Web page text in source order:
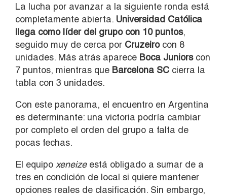
La lucha por avanzar a la siguiente ronda está
completamente abierta. Universidad Católica
llega como líder del grupo con 10 puntos,
seguido muy de cerca por Cruzeirocon 8
unidades. Más atrás aparece Boca Juniorscon
7 puntos, mientras que Barcelona SC cierra la
tabla con 3 unidades.
Con este panorama, el encuentro en Argentina
es determinante: una victoria podría cambiar
por completo el orden del grupo a falta de
pocas fechas.
El equipo xeneizeestá obligado a sumar de a
tres en condición de local si quiere mantener
opciones reales de clasificación. Sin embargo,